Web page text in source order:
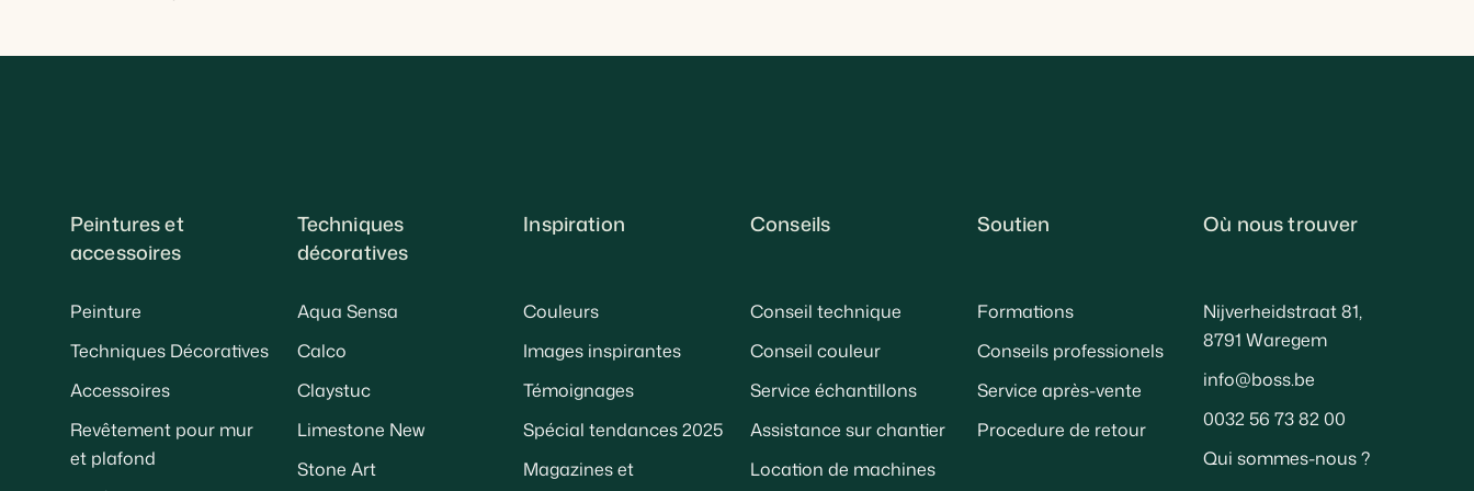
Peintures et
accessoires
Peinture
Techniques Décoratives
Accessoires
Revêtement pour mur
et plafond
Techniques
décoratives
Aqua Sensa
Calco
Claystuc
Limestone New
Stone Art
Inspiration
Couleurs
Images inspirantes
Témoignages
Spécial tendances 2025
Magazines et
Conseils
Conseil technique
Conseil couleur
Service échantillons
Assistance sur chantier
Location de machines
Soutien
Formations
Conseils professionels
Service après-vente
Procedure de retour
Où nous trouver
Nijverheidstraat 81,
8791 Waregem
info@boss.be
0032 56 73 82 00
Qui sommes-nous ?